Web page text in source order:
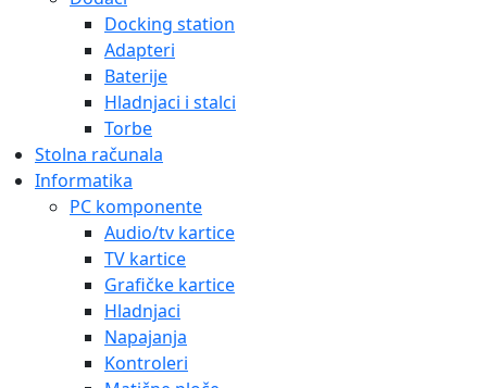
Docking station
Adapteri
Baterije
Hladnjaci i stalci
Torbe
Stolna računala
Informatika
PC komponente
Audio/tv kartice
TV kartice
Grafičke kartice
Hladnjaci
Napajanja
Kontroleri